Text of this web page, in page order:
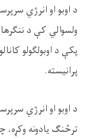
د اوبو او انرژي
ولسوالي کې د
پکې د اوبولګولو
پرانیسته.
د اوبو او انرژي
ترڅنګ یادونه